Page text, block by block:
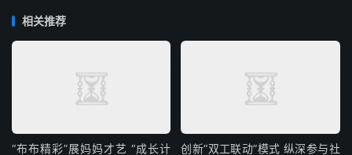
相关推荐
“布布精彩”展妈妈才艺 “成长计
创新“双工联动”模式 纵深参与社